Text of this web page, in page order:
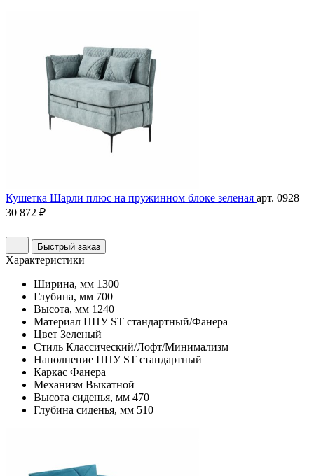
Кушетка Шарли плюс на пружинном блоке зеленая арт. 0928
30 872 ₽
Быстрый заказ
Характеристики
Ширина, мм 1300
Глубина, мм 700
Высота, мм 1240
Материал ППУ ST стандартный/Фанера
Цвет Зеленый
Стиль Классический/Лофт/Минимализм
Наполнение ППУ ST стандартный
Каркас Фанера
Механизм Выкатной
Высота сиденья, мм 470
Глубина сиденья, мм 510